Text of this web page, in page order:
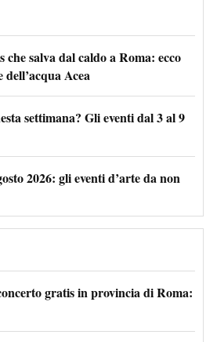
salva dal caldo a Roma: ecco
dell’acqua Acea
settimana? Gli eventi dal 3 al 9
2026: gli eventi d’arte da non
gratis in provincia di Roma: